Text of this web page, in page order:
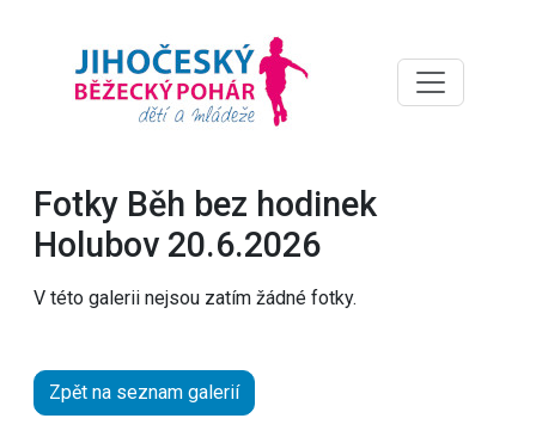
Fotky Běh bez hodinek
Holubov 20.6.2026
V této galerii nejsou zatím žádné fotky.
Zpět na seznam galerií